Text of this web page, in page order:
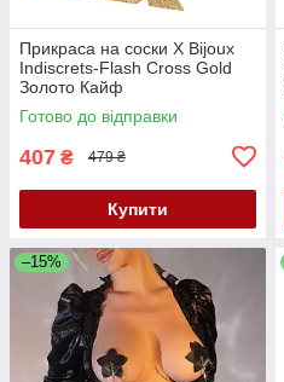
Прикраса на соски X Bijoux
Indiscrets-Flash Cross Gold
Золото Кайф
Готово до відправки
407 ₴ 479 ₴
Купити
–15%